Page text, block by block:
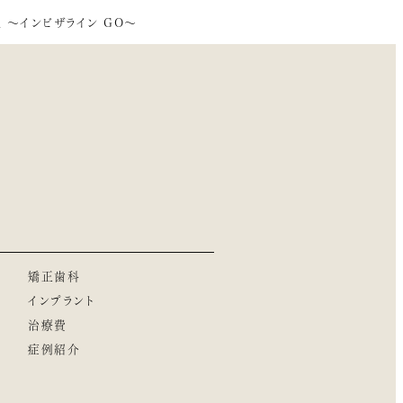
～インビザライン GO～
矯正歯科
インプラント
治療費
症例紹介